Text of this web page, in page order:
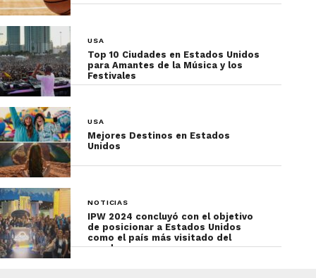
USA
Top 10 Ciudades en Estados Unidos
para Amantes de la Música y los
Festivales
USA
Mejores Destinos en Estados
Unidos
NOTICIAS
IPW 2024 concluyó con el objetivo
de posicionar a Estados Unidos
como el país más visitado del
mundo